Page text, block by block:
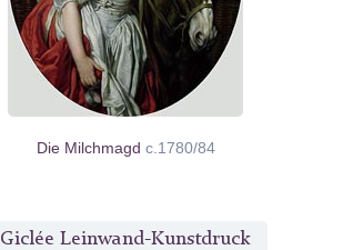
Die Milchmagd c.1780/84
Giclée Leinwand-Kunstdruck